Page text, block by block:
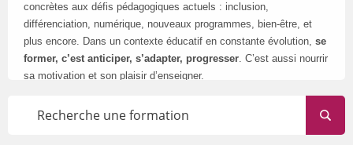
concrètes aux défis pédagogiques actuels : inclusion,
différenciation, numérique, nouveaux programmes, bien-être, et
plus encore. Dans un contexte éducatif en constante évolution, se
former, c’est anticiper, s’adapter, progresser. C’est aussi nourrir
sa motivation et son plaisir d’enseigner.
évolue tout au long de l’année.